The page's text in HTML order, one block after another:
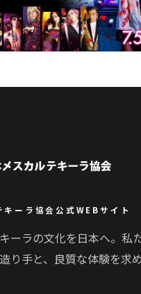
キーラ協会公式WEBサイト
ーラの文化を日本へ。私
り手と、良質な体験を求